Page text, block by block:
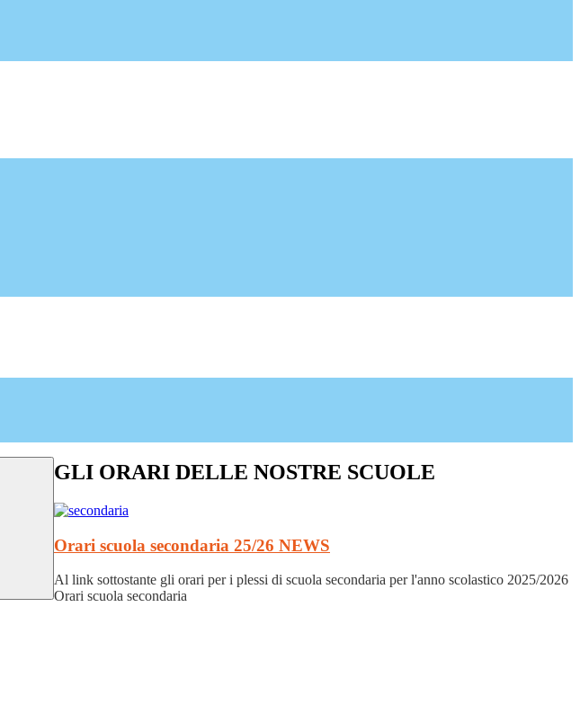
GLI ORARI DELLE NOSTRE SCUOLE
Orari scuola secondaria 25/26 NEWS
Al link sottostante gli orari per i plessi di scuola secondaria per l'anno scolastico 2025/2026
Orari scuola secondaria